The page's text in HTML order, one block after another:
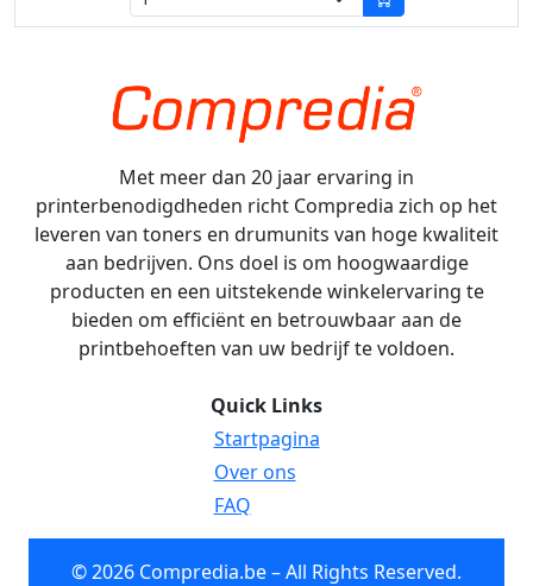
Met meer dan 20 jaar ervaring in
printerbenodigdheden richt Compredia zich op het
leveren van toners en drumunits van hoge kwaliteit
aan bedrijven. Ons doel is om hoogwaardige
producten en een uitstekende winkelervaring te
bieden om efficiënt en betrouwbaar aan de
printbehoeften van uw bedrijf te voldoen.
Quick Links
Startpagina
Over ons
FAQ
© 2026 Compredia.be – All Rights Reserved.